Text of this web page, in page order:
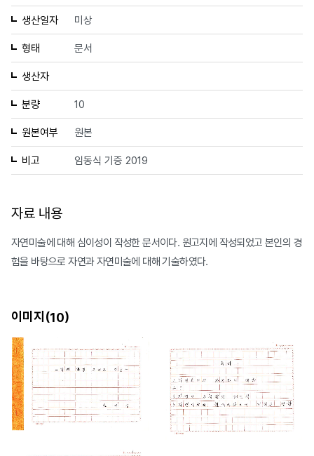
생산일자 미상
형태 문서
생산자
분량 10
원본여부 원본
비고 임동식 기증 2019
자료 내용
자연미술에 대해 심이성이 작성한 문서이다. 원고지에 작성되었고 본인의 경
험을 바탕으로 자연과 자연미술에 대해 기술하였다.
이미지(10)